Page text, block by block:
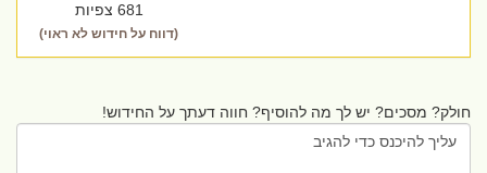
681 צפיות
(דווח על חידוש לא ראוי)
חולק? מסכים? יש לך מה להוסיף? חווה דעתך על החידוש!